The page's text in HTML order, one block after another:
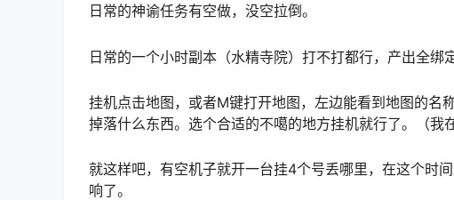
日常的神谕任务有空做，没空拉倒。
日常的一个小时副本（水精寺院）打不打都行，产出全绑
挂机点击地图，或者M键打开地图，左边能看到地图的名
掉落什么东西。选个合适的不噶的地方挂机就行了。（我
就这样吧，有空机子就开一台挂4个号丢哪里，在这个时
响了。